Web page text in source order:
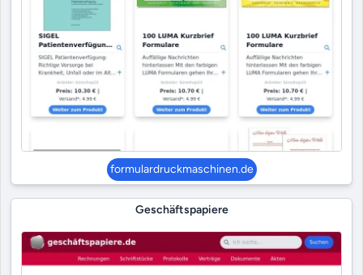
formulardruckmaschinen.de
Geschäftspapiere